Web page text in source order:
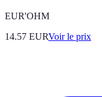
EUR'OHM
14.57 EURVoir le prix